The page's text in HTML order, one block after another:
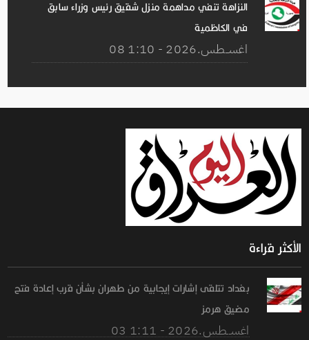
النزاهة تنفي مداهمة منزل شقيق رئيس وزراء سابق
في الكاظمية
08 اغســطس.2026 - 1:10
الأكثر قراءة
بغداد تتلقى إشارات إيجابية من طهران بشأن قرب إعادة فتح
مضيق هرمز
03 اغســطس.2026 - 1:11